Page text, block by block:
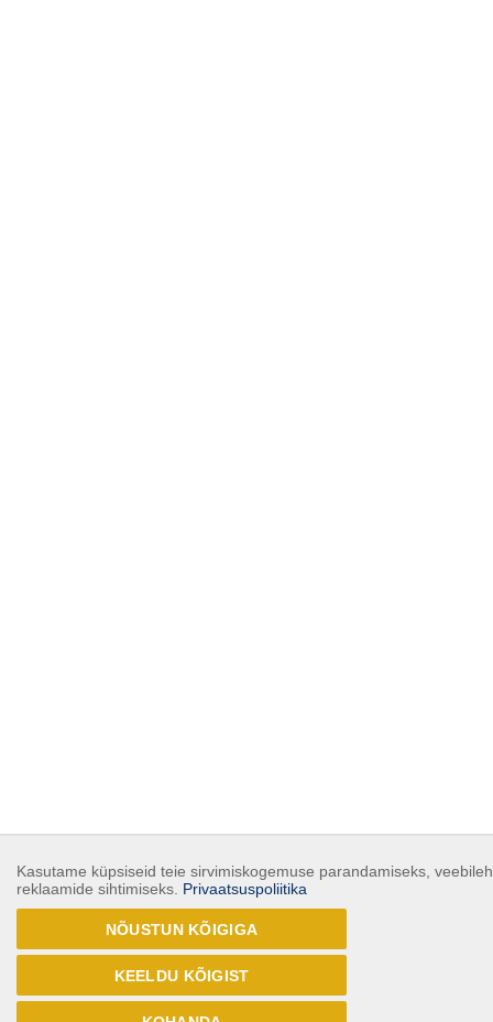
Kasutame küpsiseid teie sirvimiskogemuse parandamiseks,
reklaamide sihtimiseks. Privaatsuspoliitika
NÕUSTUN KÕIGIGA
KEELDU KÕIGIST